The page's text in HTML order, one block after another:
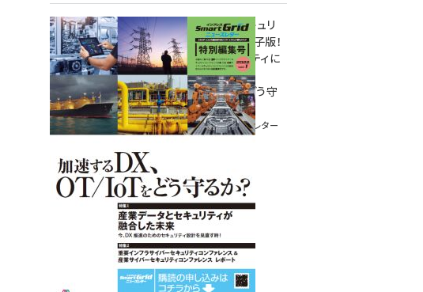
重要インフラサイバーセキュリ
ティコンファレンス特別電子版！
― 産業サイバーセキュリティに
関わる全ての方へ！ ―
加速するDX、OT/IoTをどう守
るか？
インプレス SmartGridニューズレター